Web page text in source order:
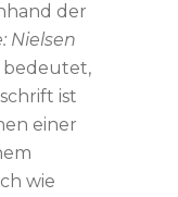
der
Nielsen
bedeutet,
ist
einer
wie